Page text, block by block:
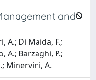
and
A.; Di Maida, F.;
A.; Barzaghi, P.;
Minervini, A.